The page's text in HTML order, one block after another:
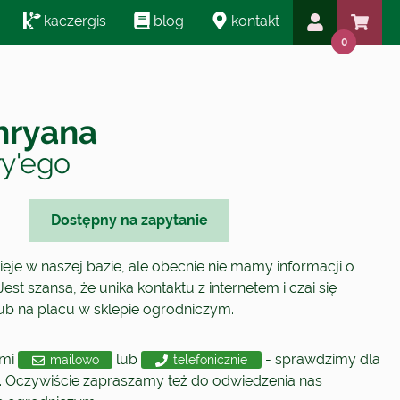
kaczergis blog kontakt
0
Dostępny na zapytanie
w naszej bazie, ale obecnie nie mamy informacji o
szansa, że unika kontaktu z internetem i czai się
na placu w sklepie ogrodniczym.
mailowo lub telefonicznie
- sprawdzimy dla
Oczywiście zapraszamy też do odwiedzenia nas